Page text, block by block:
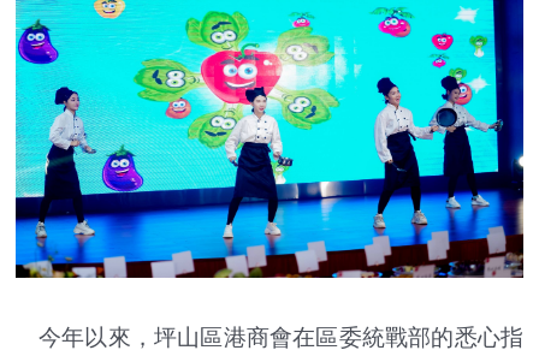
今年以來，坪山區港商會在區委統戰部的悉心指